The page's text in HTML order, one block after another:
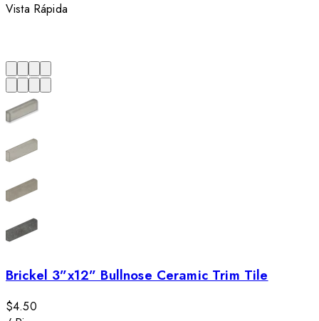
Vista Rápida
Brickel 3”x12” Bullnose Ceramic Trim Tile
$4.50